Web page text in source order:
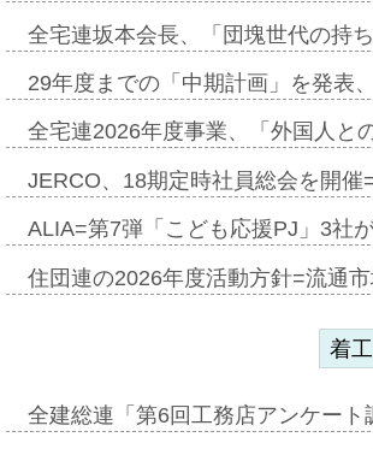
全宅連坂本会長、「団塊世代の持
29年度までの「中期計画」を発表
全宅連2026年度事業、「外国人
JERCO、18期定時社員総会を開
ALIA=第7弾「こども応援PJ」3社
住団連の2026年度活動方針=流通
着
全建総連「第6回工務店アンケー